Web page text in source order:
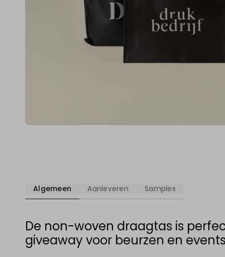
Algemeen Aanleveren Samples
De non-woven draagtas is
giveaway voor beurzen en events